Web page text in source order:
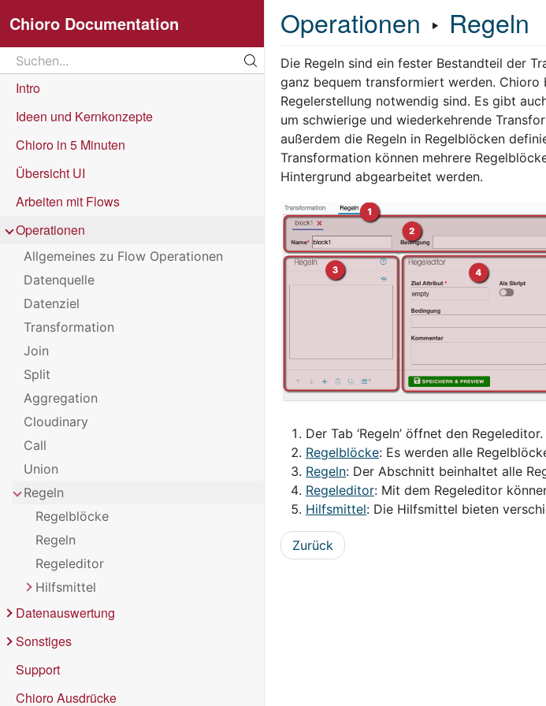
Chioro Documentation
Search
Suchen...
Intro
Ideen und Kernkonzepte
Chioro in 5 Minuten
Übersicht UI
Arbeiten mit Flows
Operationen
Allgemeines zu Flow Operationen
Datenquelle
Datenziel
Transformation
Join
Split
Aggregation
Cloudinary
Call
Union
Regeln
Regelblöcke
Regeln
Regeleditor
Hilfsmittel
Werkzeug
Attribute
Datenauswertung
Vergleich
Suche
Sonstiges
Datentabellen
Werkzeuge
Support
Chioro Ausdrücke
Operationen ‣ Regeln
Die Regeln sind ein fester Bestandteil der
ganz bequem transformiert werden.
Regelerstellung notwendig sind. Es gibt
um schwierige und wiederkehrende
außerdem die Regeln in Regelblöcken
Transformation können mehrere
Hintergrund abgearbeitet werden.
Der Tab ‘Regeln’ öffnet den Regeleditor.
Regelblöcke: Es werden alle
Regeln: Der Abschnitt beinhaltet alle
Regeleditor: Mit dem Regeleditor
Hilfsmittel: Die Hilfsmittel bieten
Zurück